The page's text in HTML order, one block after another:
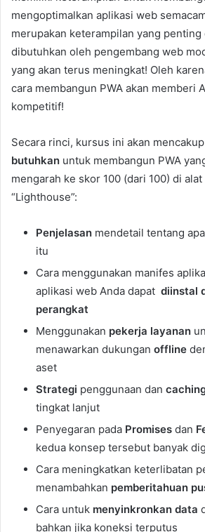
mengoptimalkan aplikasi web
merupakan keterampilan yang penting
dibutuhkan oleh pengembang web
yang akan terus meningkat! Oleh
cara membangun PWA akan memberi
kompetitif!
Secara rinci, kursus ini akan mencakup
butuhkan untuk membangun PWA
mengarah ke skor 100 (dari 100) di
“Lighthouse”:
Penjelasan mendetail tentang
itu
Cara menggunakan manifes
aplikasi web Anda dapat diinstal
perangkat
Menggunakan pekerja layanan
menawarkan dukungan offline
aset
Strategi penggunaan dan
tingkat lanjut
Penyegaran pada Promises dan
kedua konsep tersebut banyak
Cara meningkatkan keterlibatan
menambahkan pemberitahuan
Cara untuk menyinkronkan data
bahkan jika koneksi terputus